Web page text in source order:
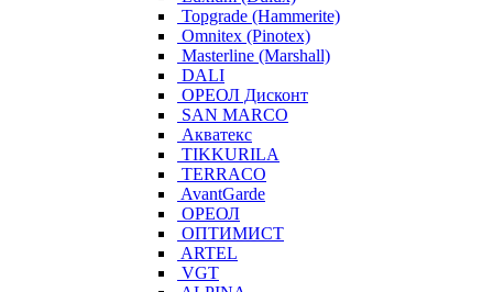
Topgrade (Hammerite)
Omnitex (Pinotex)
Masterline (Marshall)
DALI
ОРЕОЛ Дисконт
SAN MARCO
Акватекс
TIKKURILA
TERRACO
AvantGarde
ОРЕОЛ
ОПТИМИСТ
ARTEL
VGT